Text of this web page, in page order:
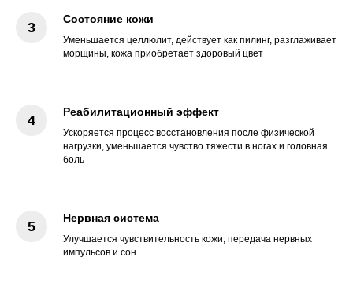
Состояние кожи
Уменьшается целлюлит, действует как пилинг, разглаживает
морщины, кожа приобретает здоровый цвет
Реабилитационный эффект
Ускоряется процесс восстановления после физической
нагрузки, уменьшается чувство тяжести в ногах и головная
боль
Нервная система
Улучшается чувствительность кожи, передача нервных
импульсов и сон